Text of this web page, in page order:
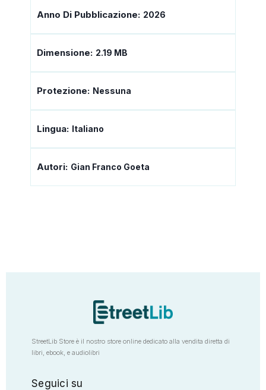
Anno Di Pubblicazione: 2026
Dimensione: 2.19 MB
Protezione: Nessuna
Lingua: Italiano
Autori: Gian Franco Goeta
StreetLib Store è il nostro store online dedicato alla vendita diretta di
libri, ebook, e audiolibri
Seguici su